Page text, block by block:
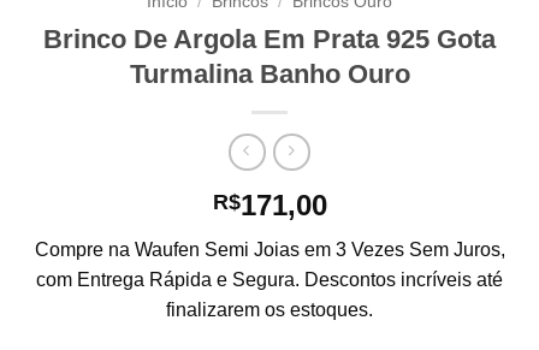
Brinco De Argola Em Prata 925 Gota
Turmalina Banho Ouro
R$171,00
Compre na Waufen Semi Joias em 3 Vezes Sem Juros,
com Entrega Rápida e Segura. Descontos incríveis até
finalizarem os estoques.